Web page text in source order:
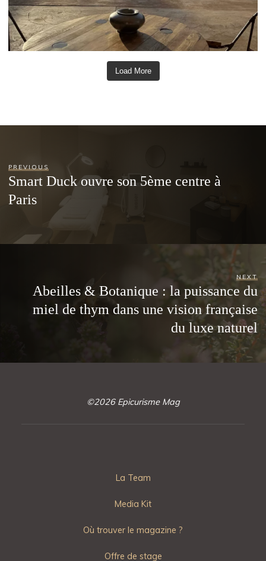
Load More
PREVIOUS
Smart Duck ouvre son 5ème centre à
Paris
NEXT
Abeilles & Botanique : la puissance du
miel de thym dans une vision française
du luxe naturel
©2026 Epicurisme Mag
La Team
Media Kit
Où trouver le magazine ?
Offre de stage